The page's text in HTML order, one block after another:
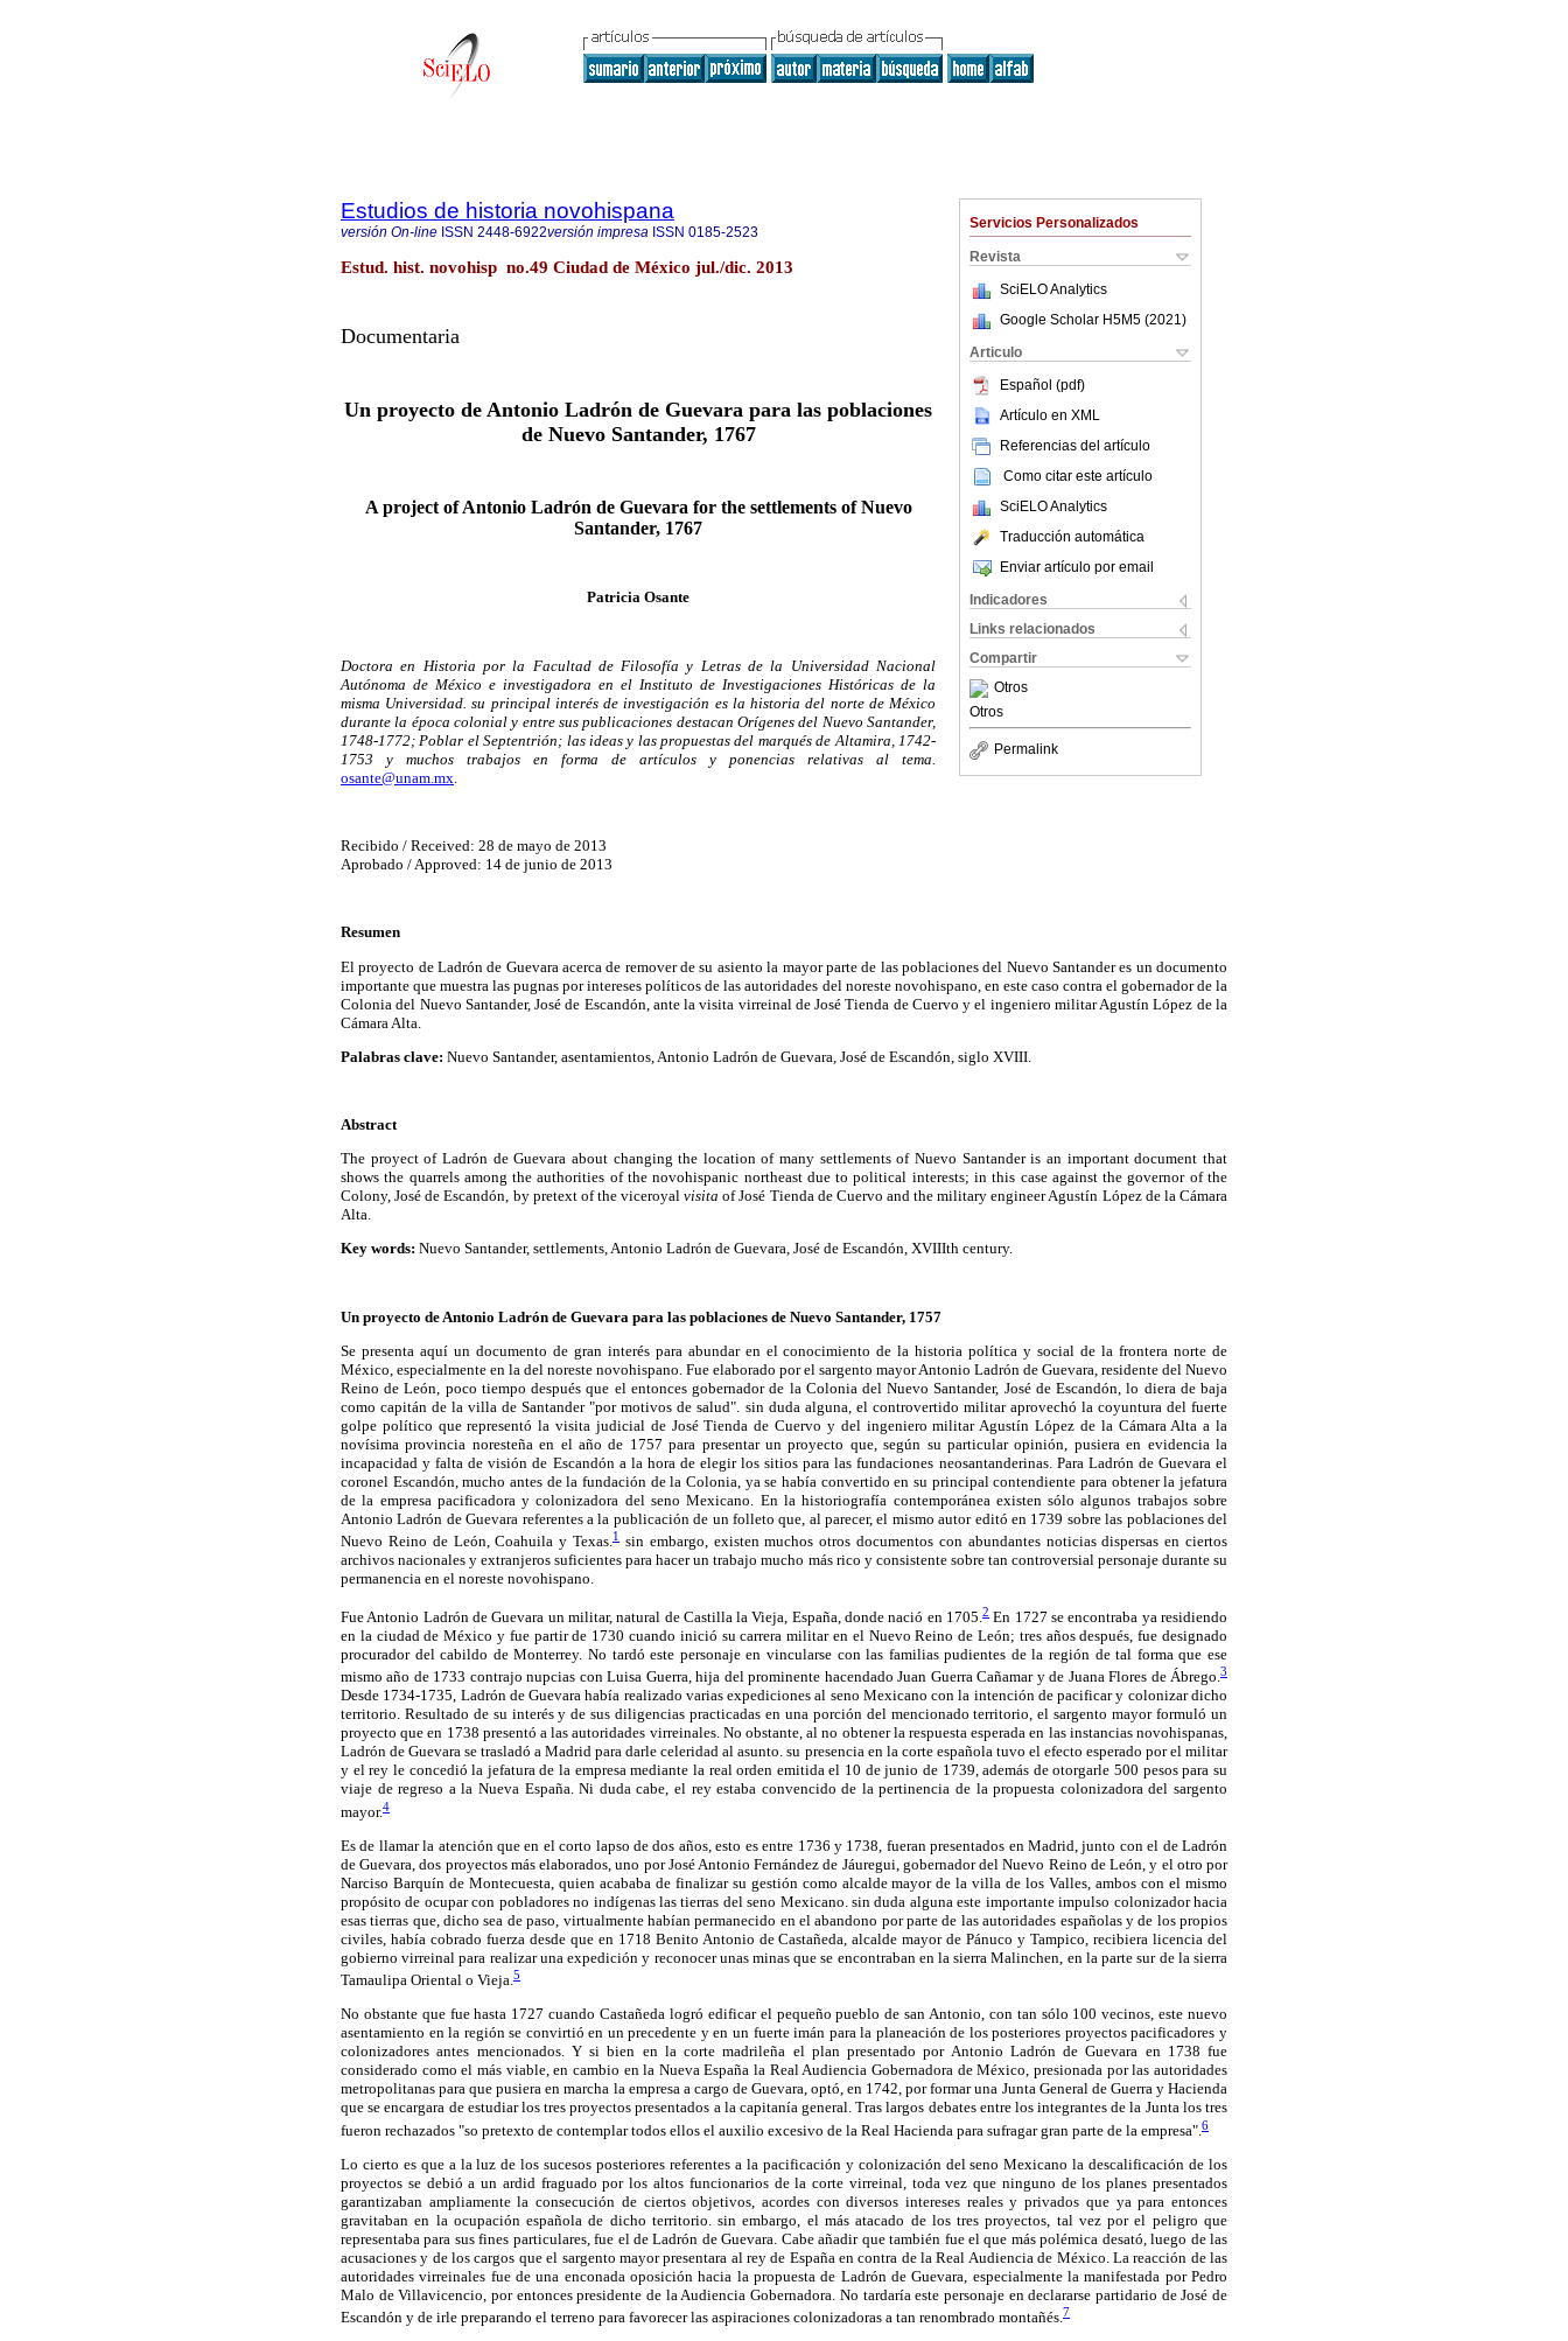
Servicios Personalizados
Revista
SciELO Analytics
Google Scholar H5M5 (2021 )
Articulo
Español (pdf)
Artículo en XML
Referencias del artículo
Como citar este artículo
SciELO Analytics
Traducción automática
Enviar artículo por email
Indicadores
Links relacionados
Compartir
Otros
Otros
Permalink
Estudios de historia novohispana
versión On-line ISSN 2448-6922versión impresa ISSN 0185-2523
Estud. hist. novohisp no.49 Ciudad de México jul./dic. 2013
Documentaria
Un proyecto de Antonio Ladrón de Guevara para las poblaciones
de Nuevo Santander, 1767
A project of Antonio Ladrón de Guevara for the settlements of Nuevo
Santander, 1767
Patricia Osante
Doctora en Historia por la Facultad de Filosofía y Letras de la Universidad Nacional
Autónoma de México e investigadora en el Instituto de Investigaciones Históricas de la
misma Universidad. su principal interés de investigación es la historia del norte de México
durante la época colonial y entre sus publicaciones destacan Orígenes del Nuevo Santander,
1748-1772; Poblar el Septentrión; las ideas y las propuestas del marqués de Altamira, 1742-
1753 y muchos trabajos en forma de artículos y ponencias relativas al tema.
osante@unam.mx
Recibido / Received: 28 de mayo de 2013
Aprobado / Approved: 14 de junio de 2013
Resumen
El proyecto de Ladrón de Guevara acerca de remover de su asiento la mayor parte de las poblaciones del Nuevo Santander es un documento
importante que muestra las pugnas por intereses políticos de las autoridades del noreste novohispano, en este caso contra el gobernador de la
Colonia del Nuevo Santander, José de Escandón, ante la visita virreinal de José Tienda de Cuervo y el ingeniero militar Agustín López de la
Cámara Alta.
Palabras clave: Nuevo Santander, asentamientos, Antonio Ladrón de Guevara, José de Escandón, siglo XVIII.
Abstract
The proyect of Ladrón de Guevara about changing the location of many settlements of Nuevo Santander is an important document that
shows the quarrels among the authorities of the novohispanic northeast due to political interests; in this case against the governor of the
Colony, José de Escandón, by pretext of the viceroyalvisita of José Tienda de Cuervo and the military engineer Agustín López de la Cámara
Alta.
Key words: Nuevo Santander, settlements, Antonio Ladrón de Guevara, José de Escandón, XVIIIth century.
Un proyecto de Antonio Ladrón de Guevara para las poblaciones de Nuevo Santander, 1757
Se presenta aquí un documento de gran interés para abundar en el conocimiento de la historia política y social de la frontera norte de
México, especialmente en la del noreste novohispano. Fue elaborado por el sargento mayor Antonio Ladrón de Guevara, residente del Nuevo
Reino de León, poco tiempo después que el entonces gobernador de la Colonia del Nuevo Santander, José de Escandón, lo diera de baja
como capitán de la villa de Santander "por motivos de salud". sin duda alguna, el controvertido militar aprovechó la coyuntura del fuerte
golpe político que representó la visita judicial de José Tienda de Cuervo y del ingeniero militar Agustín López de la Cámara Alta a la
novísima provincia noresteña en el año de 1757 para presentar un proyecto que, según su particular opinión, pusiera en evidencia la
incapacidad y falta de visión de Escandón a la hora de elegir los sitios para las fundaciones neosantanderinas. Para Ladrón de Guevara el
coronel Escandón, mucho antes de la fundación de la Colonia, ya se había convertido en su principal contendiente para obtener la jefatura
de la empresa pacificadora y colonizadora del seno Mexicano. En la historiografía contemporánea existen sólo algunos trabajos sobre
Antonio Ladrón de Guevara referentes a la publicación de un folleto que, al parecer, el mismo autor editó en 1739 sobre las poblaciones del
Nuevo Reino de León, Coahuila y Texas.1 sin embargo, existen muchos otros documentos con abundantes noticias dispersas en ciertos
archivos nacionales y extranjeros suficientes para hacer un trabajo mucho más rico y consistente sobre tan controversial personaje durante su
permanencia en el noreste novohispano.
Fue Antonio Ladrón de Guevara un militar, natural de Castilla la Vieja, España, donde nació en 1705.2 En 1727 se encontraba ya residiendo
en la ciudad de México y fue partir de 1730 cuando inició su carrera militar en el Nuevo Reino de León; tres años después, fue designado
procurador del cabildo de Monterrey. No tardó este personaje en vincularse con las familias pudientes de la región de tal forma que ese
mismo año de 1733 contrajo nupcias con Luisa Guerra, hija del prominente hacendado Juan Guerra Cañamar y de Juana Flores de Ábrego.3
Desde 1734-1735, Ladrón de Guevara había realizado varias expediciones al seno Mexicano con la intención de pacificar y colonizar dicho
territorio. Resultado de su interés y de sus diligencias practicadas en una porción del mencionado territorio, el sargento mayor formuló un
proyecto que en 1738 presentó a las autoridades virreinales. No obstante, al no obtener la respuesta esperada en las instancias novohispanas,
Ladrón de Guevara se trasladó a Madrid para darle celeridad al asunto. su presencia en la corte española tuvo el efecto esperado por el militar
y el rey le concedió la jefatura de la empresa mediante la real orden emitida el 10 de junio de 1739, además de otorgarle 500 pesos para su
viaje de regreso a la Nueva España. Ni duda cabe, el rey estaba convencido de la pertinencia de la propuesta colonizadora del sargento
mayor.4
Es de llamar la atención que en el corto lapso de dos años, esto es entre 1736 y 1738, fueran presentados en Madrid, junto con el de Ladrón
de Guevara, dos proyectos más elaborados, uno por José Antonio Fernández de Jáuregui, gobernador del Nuevo Reino de León, y el otro por
Narciso Barquín de Montecuesta, quien acababa de finalizar su gestión como alcalde mayor de la villa de los Valles, ambos con el mismo
propósito de ocupar con pobladores no indígenas las tierras del seno Mexicano. sin duda alguna este importante impulso colonizador hacia
esas tierras que, dicho sea de paso, virtualmente habían permanecido en el abandono por parte de las autoridades españolas y de los propios
civiles, había cobrado fuerza desde que en 1718 Benito Antonio de Castañeda, alcalde mayor de Pánuco y Tampico, recibiera licencia del
gobierno virreinal para realizar una expedición y reconocer unas minas que se encontraban en la sierra Malinchen, en la parte sur de la sierra
Tamaulipa Oriental o Vieja.5
No obstante que fue hasta 1727 cuando Castañeda logró edificar el pequeño pueblo de san Antonio, con tan sólo 100 vecinos, este nuevo
asentamiento en la región se convirtió en un precedente y en un fuerte imán para la planeación de los posteriores proyectos pacificadores y
colonizadores antes mencionados. Y si bien en la corte madrileña el plan presentado por Antonio Ladrón de Guevara en 1738 fue
considerado como el más viable, en cambio en la Nueva España la Real Audiencia Gobernadora de México, presionada por las autoridades
metropolitanas para que pusiera en marcha la empresa a cargo de Guevara, optó, en 1742, por formar una Junta General de Guerra y Hacienda
que se encargara de estudiar los tres proyectos presentados a la capitanía general. Tras largos debates entre los integrantes de la Junta los tres
fueron rechazados "so pretexto de contemplar todos ellos el auxilio excesivo de la Real Hacienda para sufragar gran parte de la empresa". 6
Lo cierto es que a la luz de los sucesos posteriores referentes a la pacificación y colonización del seno Mexicano la descalificación de los
proyectos se debió a un ardid fraguado por los altos funcionarios de la corte virreinal, toda vez que ninguno de los planes presentados
garantizaban ampliamente la consecución de ciertos objetivos, acordes con diversos intereses reales y privados que ya para entonces
gravitaban en la ocupación española de dicho territorio. sin embargo, el más atacado de los tres proyectos, tal vez por el peligro que
representaba para sus fines particulares, fue el de Ladrón de Guevara. Cabe añadir que también fue el que más polémica desató, luego de las
acusaciones y de los cargos que el sargento mayor presentara al rey de España en contra de la Real Audiencia de México. La reacción de las
autoridades virreinales fue de una enconada oposición hacia la propuesta de Ladrón de Guevara, especialmente la manifestada por Pedro
Malo de Villavicencio, por entonces presidente de la Audiencia Gobernadora. No tardaría este personaje en declararse partidario de José de
Escandón y de irle preparando el terreno para favorecer las aspiraciones colonizadoras a tan renombrado montañés.7